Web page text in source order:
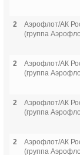
2
Аэрофлот/АК
(группа
2
Аэрофлот/АК
(группа
2
Аэрофлот/АК
(группа
2
Аэрофлот/АК
(группа